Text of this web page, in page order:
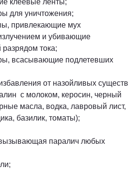
клеевые ленты;
для уничтожения;
привлекающие мух
и убивающие
тока;
всасывающие подлетевших
от назойливых существ
с молоком, керосин, черный
масла, водка, лавровый лист,
базилик, томаты);
паралич любых